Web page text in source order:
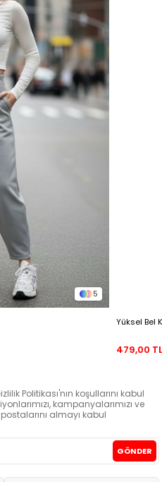
5
Yüksel Bel
479,00
Politikası'nın koşullarını kabul
kampanyalarımızı ve
almayı kabul
GÖNDER